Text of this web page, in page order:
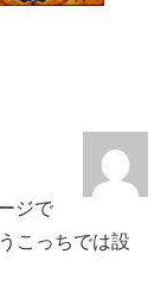
ジで
こっちでは設